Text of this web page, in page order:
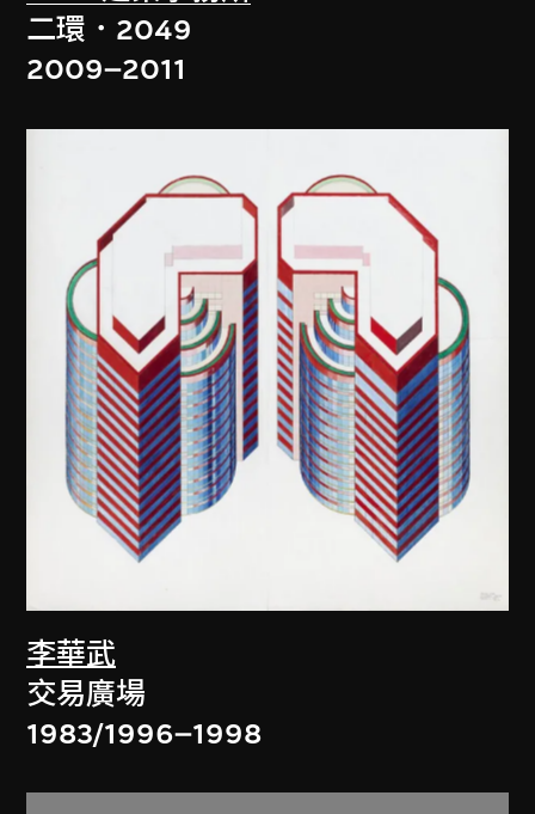
二環．2049
2009–2011
李華武
交易廣場
1983/1996–1998